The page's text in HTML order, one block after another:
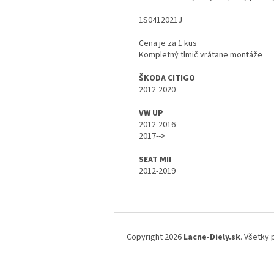
1S0412021J
Cena je za 1 kus
Kompletný tlmič vrátane montáže
ŠKODA CITIGO
2012-2020
VW UP
2012-2016
2017-->
SEAT MII
2012-2019
Copyright 2026 Lacne-Diely.sk. Všetky